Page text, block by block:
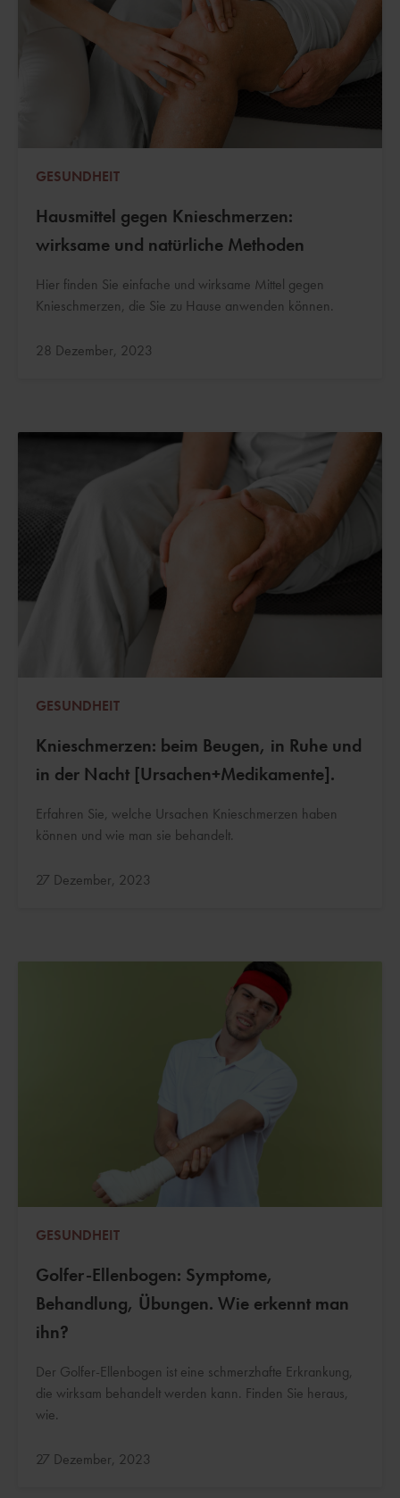
GESUNDHEIT
Hausmittel gegen Knieschmerzen:
wirksame und natürliche Methoden
Hier finden Sie einfache und wirksame Mittel gegen
Knieschmerzen, die Sie zu Hause anwenden können.
Aktualisiert:
28 Dezember, 2023
GESUNDHEIT
Knieschmerzen: beim Beugen, in Ruhe und
in der Nacht [Ursachen+Medikamente].
Erfahren Sie, welche Ursachen Knieschmerzen haben
können und wie man sie behandelt.
Aktualisiert:
27 Dezember, 2023
GESUNDHEIT
Golfer-Ellenbogen: Symptome,
Behandlung, Übungen. Wie erkennt man
ihn?
Der Golfer-Ellenbogen ist eine schmerzhafte Erkrankung,
die wirksam behandelt werden kann. Finden Sie heraus,
wie.
Aktualisiert:
27 Dezember, 2023